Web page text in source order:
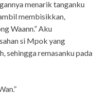
menarik tanganku
membisikkan,
Waann.” Aku
si Mpok yang
sehingga remasanku pada